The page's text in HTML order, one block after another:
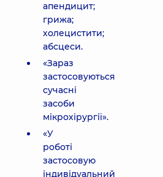
апендицит;
грижа;
холецистити;
абсцеси.
«Зараз
застосовуються
сучасні
засоби
мікрохірургії».
«У
роботі
застосовую
індивідуальний